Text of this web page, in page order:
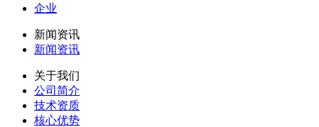
企业
新闻资讯
新闻资讯
关于我们
公司简介
技术资质
核心优势